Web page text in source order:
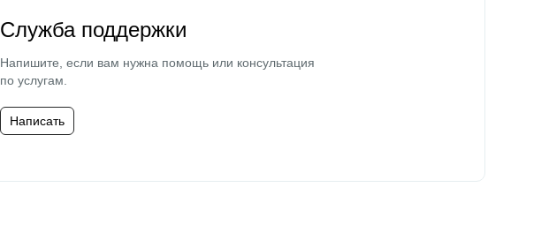
Служба поддержки
Напишите, если вам нужна помощь или консультация
по услугам.
Написать